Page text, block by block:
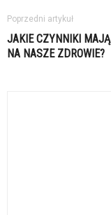
Poprzedni artykuł
JAKIE CZYNNIKI
NA NASZE ZDROWIE?